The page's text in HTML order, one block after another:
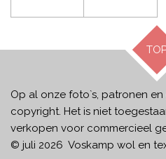
Op al onze foto`s, patronen
copyright. Het is niet
verkopen voor commercieel
© juli 2026 Voskamp wol en